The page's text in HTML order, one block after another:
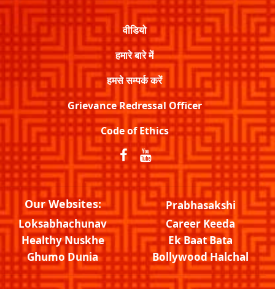
वीडियो
हमारे बारे में
हमसे सम्पर्क करें
Grievance Redressal Officer
Code of Ethics
Our Websites:
Prabhasakshi
Loksabhachunav
Career Keeda
Healthy Nuskhe
Ek Baat Bata
Ghumo Dunia
Bollywood Halchal